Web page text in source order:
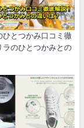
ひとつかみ口コミ徹
ラのひとつかみとの